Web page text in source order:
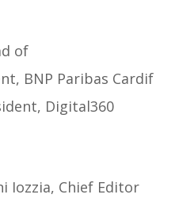
of
BNP Paribas Cardif
Digital360
Iozzia, Chief Editor